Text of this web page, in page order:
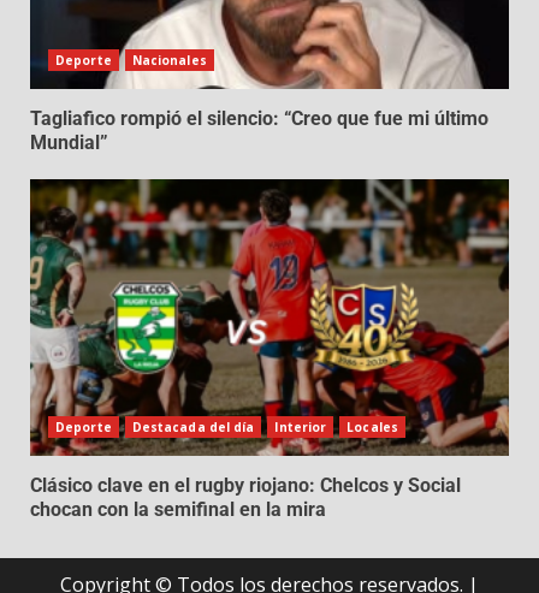
Deporte Nacionales
Tagliafico rompió el silencio: “Creo que fue mi último
Mundial”
Deporte Destacada del día Interior Locales
Clásico clave en el rugby riojano: Chelcos y Social
chocan con la semifinal en la mira
Copyright © Todos los derechos reservados. |